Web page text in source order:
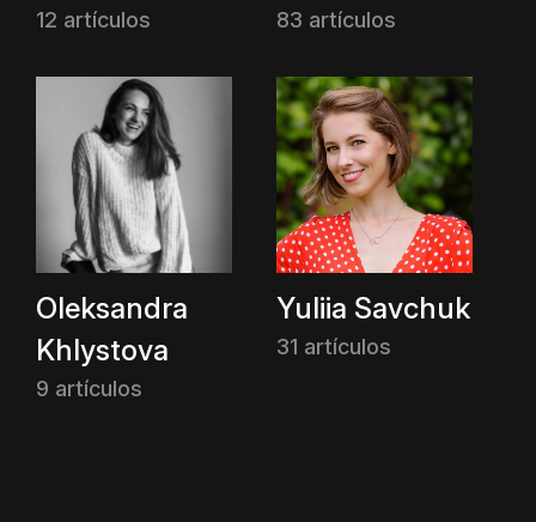
12 artículos 83 artículos
Oleksandra
Khlystova
9 artículos
Yuliia Savchuk
31 artículos